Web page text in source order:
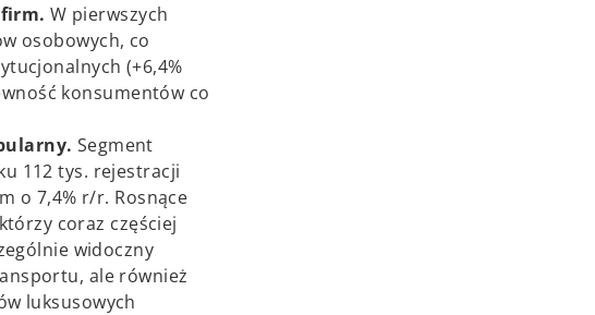
firm.W pierwszych
osobowych, co
(+6,4%
konsumentów co
Segment
112 tys. rejestracji
o 7,4% r/r. Rosnące
coraz częściej
widoczny
ale również
luksusowych